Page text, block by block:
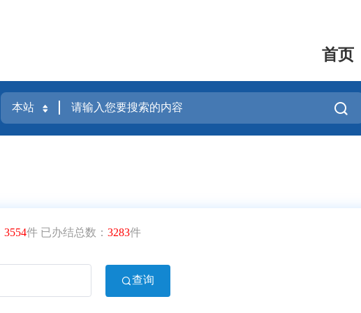
首页
3554件 已办结总数： 3283件
查询